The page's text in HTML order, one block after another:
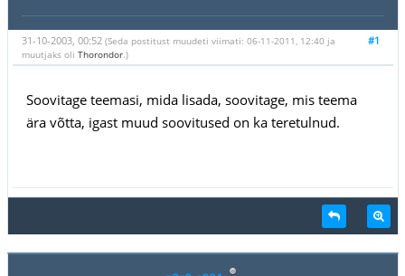
#1
31-10-2003, 00:52 (Seda postitust muudeti viimati: 06-11-2011, 12:40 ja
muutjaks oli Thorondor.)
Soovitage teemasi, mida lisada, soovitage, mis teema
ära võtta, igast muud soovitused on ka teretulnud.